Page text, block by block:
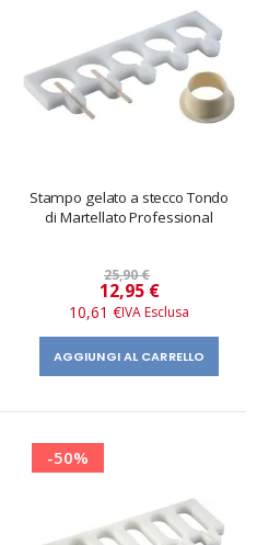
Stampo gelato a stecco Tondo
di Martellato Professional
25,90 €
Prezzo
speciale
12,95 €
10,61 €
AGGIUNGI AL CARRELLO
-50%